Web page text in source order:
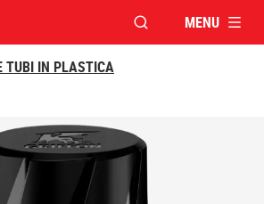
APRI FINESTRA
MENU
TUBI IN PLASTICA